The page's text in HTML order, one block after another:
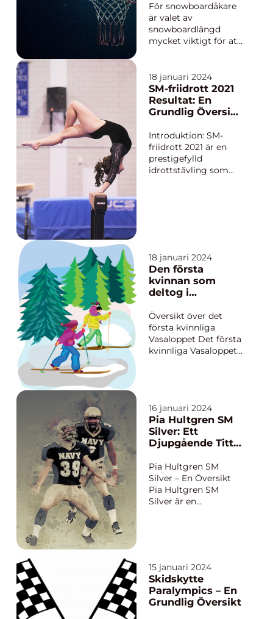
För snowboardåkare
är valet av
snowboardlängd
mycket viktigt för att
komfort på pisten
eller i terrängen. I
denna artikel kommer
vi att ge en grundlig
en snowboard bör
vara och utforska
olika ...
18 januari 2024
SM-friidrott 2021
Resultat: En
Grundlig Översikt
Introduktion: SM-
friidrott 2021 är en
prestigefylld
idrottstävling som
Denna artikel
kommer att ge dig en
grundlig översikt öv...
18 januari 2024
Den första
kvinnan som
deltog i
grunden för en
lång och
framgångsrik
tradition för
Översikt över det
första kvinnliga
Vasaloppet Det första
kvinnliga Vasaloppet
svensk historia då det
markerade början på
kvinnors deltagande
inom skidåkning och
16 januari 2024
Pia Hultgren SM
Silver: Ett
Djupgående Titt
Skönhet och
Popularitet
Pia Hultgren SM
Silver – En Översikt
Pia Hultgren SM
Silver är en
en passion för konst
och design har Pia
Hultgren skapat ett
unikt varumärke som
15 januari 2024
Skidskytte
Paralympics – En
Grundlig Översikt